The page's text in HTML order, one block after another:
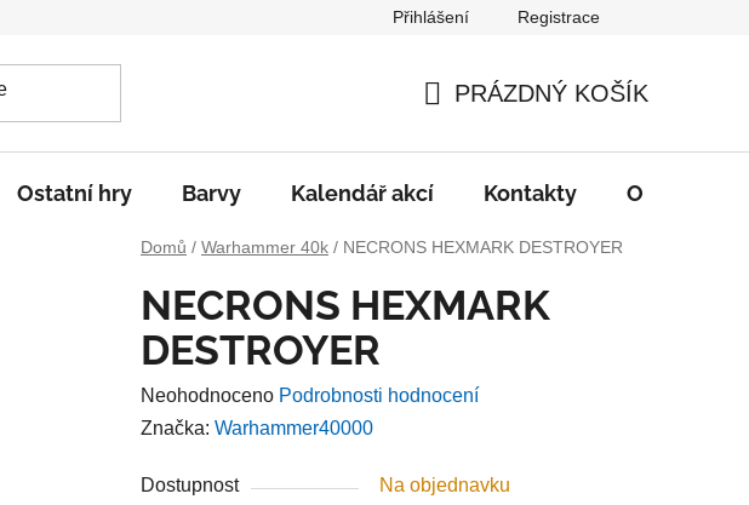
Přihlášení Registrace
KOŠÍK
PRÁZDNÝ KOŠÍK
Ostatní hry Barvy Kalendář akcí Kontakty O nás
Domů / Warhammer 40k / NECRONS HEXMARK DESTROYER
NECRONS HEXMARK
DESTROYER
Průměrné
hodnocení
je
Neohodnoceno Podrobnosti hodnocení
Značka: Warhammer40000
Dostupnost
Na objednavku